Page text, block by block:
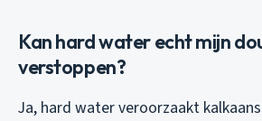
Kan hard water echt mijn
verstoppen?
Ja, hard water veroorzaakt